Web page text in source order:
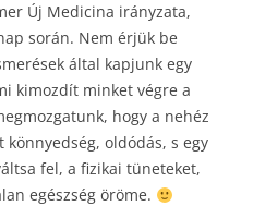
Új Medicina irányzata,
során. Nem érjük be
által kapjunk egy
kimozdít minket végre a
hogy a nehéz
oldódás, s egy
fel, a fizikai tüneteket,
egészség öröme.